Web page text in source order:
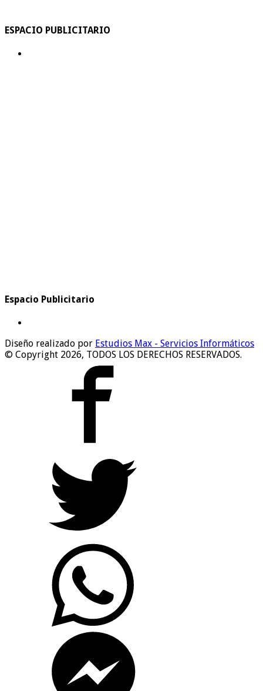
ESPACIO PUBLICITARIO
Espacio Publicitario
Diseño realizado por Estudios Max - Servicios Informáticos
© Copyright 2026, TODOS LOS DERECHOS RESERVADOS.